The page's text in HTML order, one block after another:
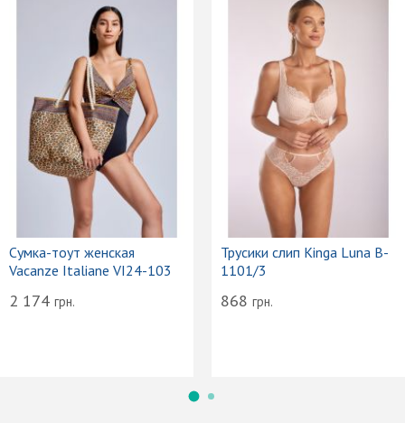
Сумка-тоут женская
Vacanze Italiane VI24-103
2 174 грн.
Трусики слип Kinga Luna B-
1101/3
868 грн.